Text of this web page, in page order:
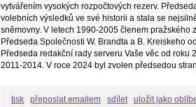
vytvářením vysokých rozpočtových rezerv.
volebních výsledků ve své historii a stala se
sněmovny. V letech 1990-2005 členem
Předseda Společnosti W. Brandta a B. Kreiskeho
Předseda redakční rady serveru Vaše věc od
2011-2014. V roce 2024 byl zvolen předsedou
tisk přeposlat emailem sdílet uložit jako